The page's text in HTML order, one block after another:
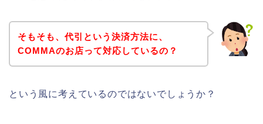
そもそも、代引という決済方法に、
COMMAのお店って対応しているの？
という風に考えているのではないでしょうか？